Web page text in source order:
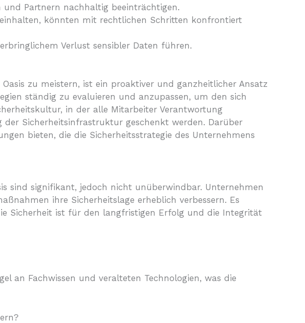
und Partnern nachhaltig beeinträchtigen.
könnten mit rechtlichen Schritten konfrontiert
Verlust sensibler Daten führen.
zu meistern, ist ein proaktiver und ganzheitlicher Ansatz
ständig zu evaluieren und anzupassen, um den sich
in der alle Mitarbeiter Verantwortung
der Sicherheitsinfrastruktur geschenkt werden. Darüber
bieten, die die Sicherheitsstrategie des Unternehmens
sind signifikant, jedoch nicht unüberwindbar. Unternehmen
ihre Sicherheitslage erheblich verbessern. Es
Sicherheit ist für den langfristigen Erfolg und die Integrität
an Fachwissen und veralteten Technologien, was die